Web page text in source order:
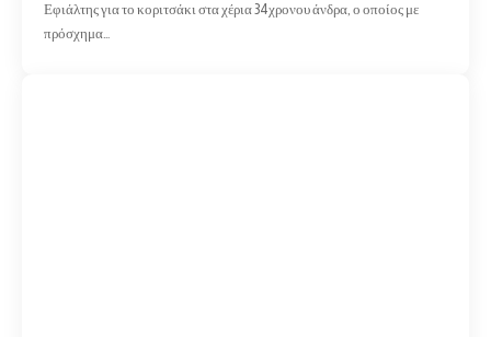
Εφιάλτης για το κοριτσάκι στα χέρια 34χρονου άνδρα, ο οποίος με
πρόσχημα…